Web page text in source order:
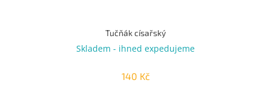
Tučňák císařský
Skladem - ihned expedujeme
140 Kč